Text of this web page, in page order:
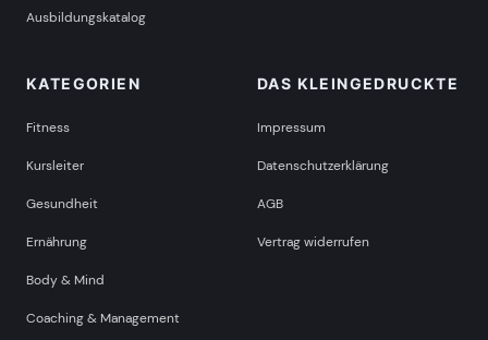
Ausbildungskatalog
KATEGORIEN
Fitness
Kursleiter
Gesundheit
Ernährung
Body & Mind
Coaching & Management
DAS KLEINGEDRUCKTE
Impressum
Datenschutzerklärung
AGB
Vertrag widerrufen